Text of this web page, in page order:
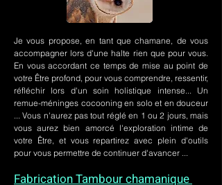
Je vous propose, en tant que chamane, de vous
accompagner lors d'une halte rien que pour vous.
En vous accordant ce temps de mise au point de
votre Être profond, pour vous comprendre, ressentir,
réfléchir lors d'un soin holistique intense... Un
remue-méninges cocooning en solo et en douceur
... Vous n'aurez pas tout réglé en 1 ou 2 jours, mais
vous aurez bien amorcé l'exploration intime de
votre Être, et vous repartirez avec plein d'outils
pour vous permettre de continuer d'avancer ...
Fabrication Tambour chamanique